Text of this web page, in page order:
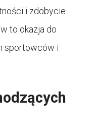
i zdobycie
to okazja do
sportowców i